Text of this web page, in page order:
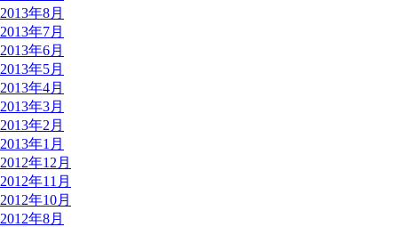
2013年8月
2013年7月
2013年6月
2013年5月
2013年4月
2013年3月
2013年2月
2013年1月
2012年12月
2012年11月
2012年10月
2012年8月